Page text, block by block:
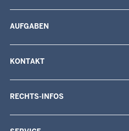
AUFGABEN
KONTAKT
RECHTS-INFOS